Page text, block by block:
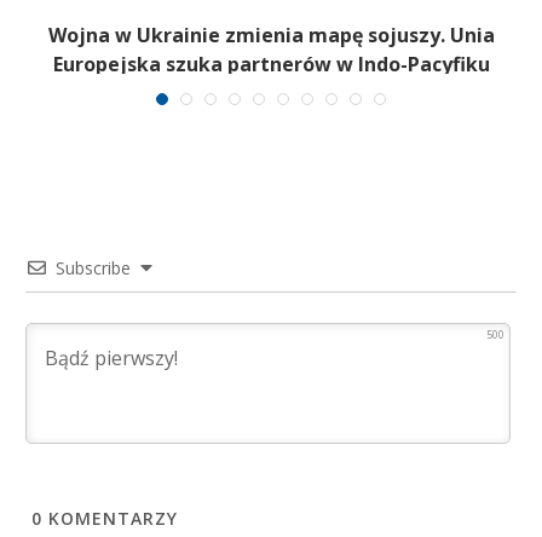
Wojna w Ukrainie zmienia mapę sojuszy. Unia
Europejska szuka partnerów w Indo-Pacyfiku
Subscribe
500
0 KOMENTARZY